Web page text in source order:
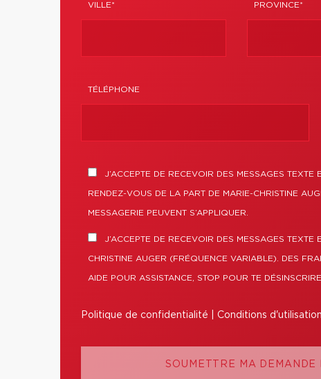
VILLE* PROVINCE*
TÉLÉPHONE
J’ACCEPTE DE RECEVOIR DES MESSAGES
RENDEZ-VOUS DE LA PART DE MARIE-CHRISTINE
MESSAGERIE PEUVENT S’APPLIQUER.
J’ACCEPTE DE RECEVOIR DES MESSAGES
CHRISTINE AUGER (FRÉQUENCE VARIABLE). DES
AIDE POUR ASSISTANCE, STOP POUR TE DÉSINSCRIRE.
Politique de confidentialité Conditions d'utilisation
SOUMETTRE MA